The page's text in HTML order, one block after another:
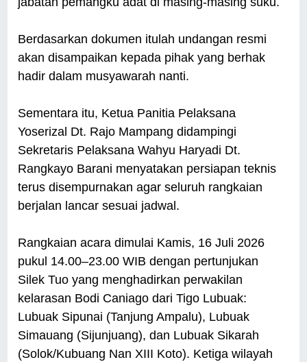
Berdasarkan dokumen itulah undangan resmi
akan disampaikan kepada pihak yang berhak
hadir dalam musyawarah nanti.
Sementara itu, Ketua Panitia Pelaksana
Yoserizal Dt. Rajo Mampang didampingi
Sekretaris Pelaksana Wahyu Haryadi Dt.
Rangkayo Barani menyatakan persiapan teknis
terus disempurnakan agar seluruh rangkaian
berjalan lancar sesuai jadwal.
Rangkaian acara dimulai Kamis, 16 Juli 2026
pukul 14.00–23.00 WIB dengan pertunjukan
Silek Tuo yang menghadirkan perwakilan
kelarasan Bodi Caniago dari Tigo Lubuak:
Lubuak Sipunai (Tanjung Ampalu), Lubuak
Simauang (Sijunjuang), dan Lubuak Sikarah
(Solok/Kubuang Nan XIII Koto). Ketiga wilayah